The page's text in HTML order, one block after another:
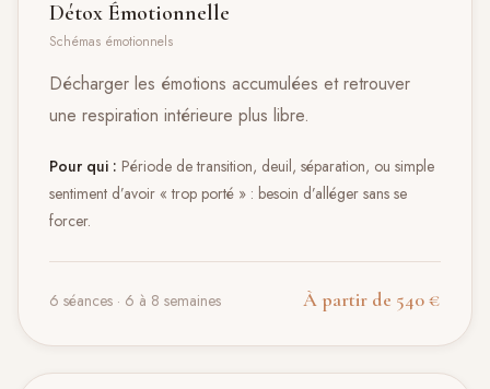
Détox Émotionnelle
Schémas émotionnels
Décharger les émotions accumulées et retrouver
une respiration intérieure plus libre.
Pour qui : Période de transition, deuil, séparation, ou simple
sentiment d’avoir « trop porté » : besoin d’alléger sans se
forcer.
6 séances · 6 à 8 semaines À partir de 540 €